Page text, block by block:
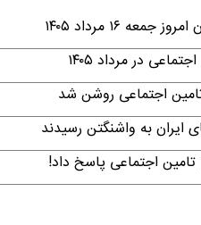
مرداد ۱۴۰۵
در مرداد ۱۴۰۵
اجتماعی روشن شد
به واشنگتن رسیدند
اجتماعی پاسخ داد!